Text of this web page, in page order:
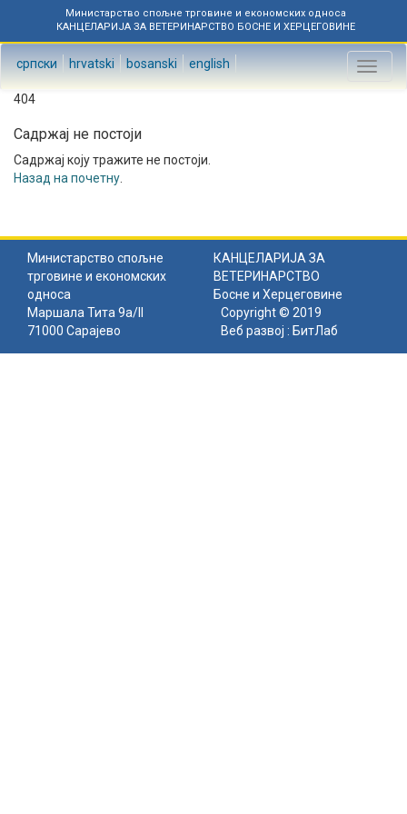
Министарство спољне трговине и економских односа
КАНЦЕЛАРИЈА ЗА ВЕТЕРИНАРСТВО БОСНЕ И ХЕРЦЕГОВИНЕ
српски hrvatski bosanski english
Toggle
404
Садржај не постоји
Садржај коју тражите не постоји.
Назад на почетну
Министарство спољне
трговине и економских
односа
КАНЦЕЛАРИЈА ЗА
ВЕТЕРИНАРСТВО
Босне и Херцеговине
Маршала Тита 9а/II
71000 Сарајево
Copyright © 2019
Веб развој : БитЛаб